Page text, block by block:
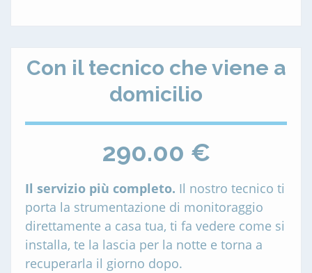
Con il tecnico che viene a
domicilio
290.00 €
Il servizio più completo. Il nostro tecnico ti
porta la strumentazione di monitoraggio
direttamente a casa tua, ti fa vedere come si
installa, te la lascia per la notte e torna a
recuperarla il giorno dopo.